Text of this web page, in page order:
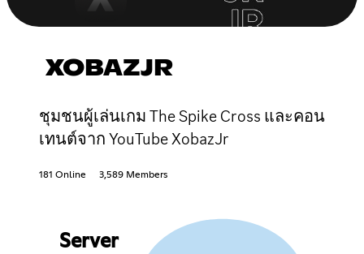
XOBAZJR
ชุมชนผู้เล่นเกม The Spike Cross และคอน
เทนต์จาก YouTube XobazJr
181 Online 3,589 Members
Server